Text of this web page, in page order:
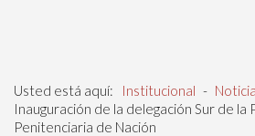
Usted está aquí: Institucional -
Inauguración de la delegación Sur de la
Penitenciaria de Nación